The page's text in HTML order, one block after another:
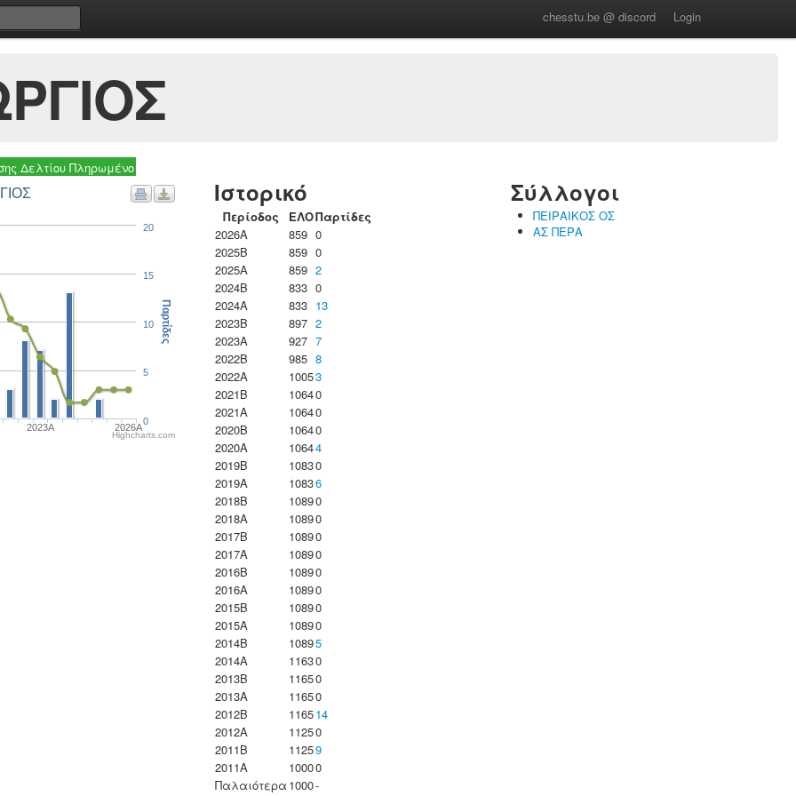
chesstu.be @ discord Login
Δελτίου Πληρωμένο
2023Α 2026A
0
5
10
15
20
Παρτίδες
Highcharts.com
Ιστορικό
Περίοδος ΕΛΟΠαρτίδες
2026A
859 0
2025B
859 0
2025A
859 2
2024B
833 0
2024A
833 13
2023B
897 2
2023Α
927 7
2022B
985 8
2022A
10053
2021B
10640
2021A
10640
2020B
10640
2020A
10644
2019B
10830
2019A
10836
2018B
10890
2018A
10890
2017B
10890
2017A
10890
2016B
10890
2016A
10890
2015B
10890
2015A
10890
2014B
10895
2014A
11630
2013B
11650
2013A
11650
2012B
116514
2012A
11250
2011B
11259
2011A
10000
Παλαιότερα 1000-
Σύλλογοι
ΠΕΙΡΑΙΚΟΣ ΟΣ
ΑΣ ΠΕΡΑ